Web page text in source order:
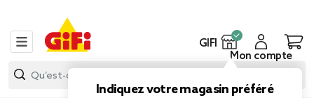
GIFI
Indiquez votre magasin préféré
Mon compte